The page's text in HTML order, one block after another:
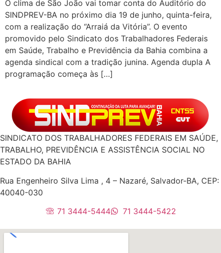
O clima de São João vai tomar conta do Auditório do
SINDPREV-BA no próximo dia 19 de junho, quinta-feira,
com a realização do “Arraiá da Vitória”. O evento
promovido pelo Sindicato dos Trabalhadores Federais
em Saúde, Trabalho e Previdência da Bahia combina a
agenda sindical com a tradição junina. Agenda dupla A
programação começa às […]
SINDICATO DOS TRABALHADORES FEDERAIS EM SAÚDE,
TRABALHO, PREVIDÊNCIA E ASSISTÊNCIA SOCIAL NO
ESTADO DA BAHIA
Rua Engenheiro Silva Lima , 4 – Nazaré, Salvador-BA, CEP:
40040-030
71 3444-5444
71 3444-5422